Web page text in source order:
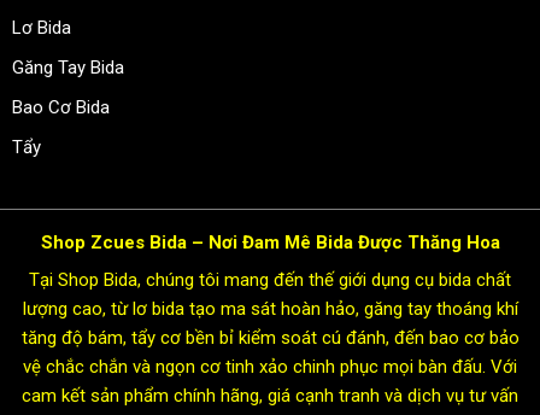
Lơ Bida
Găng Tay Bida
Bao Cơ Bida
Tẩy
Shop Zcues Bida – Nơi Đam Mê Bida Được Thăng Hoa
Tại Shop Bida, chúng tôi mang đến thế giới dụng cụ bida chất
lượng cao, từ lơ bida tạo ma sát hoàn hảo, găng tay thoáng khí
tăng độ bám, tẩy cơ bền bỉ kiểm soát cú đánh, đến bao cơ bảo
vệ chắc chắn và ngọn cơ tinh xảo chinh phục mọi bàn đấu. Với
cam kết sản phẩm chính hãng, giá cạnh tranh và dịch vụ tư vấn